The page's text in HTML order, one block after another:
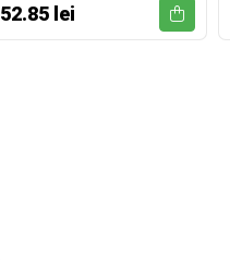
52.85 lei